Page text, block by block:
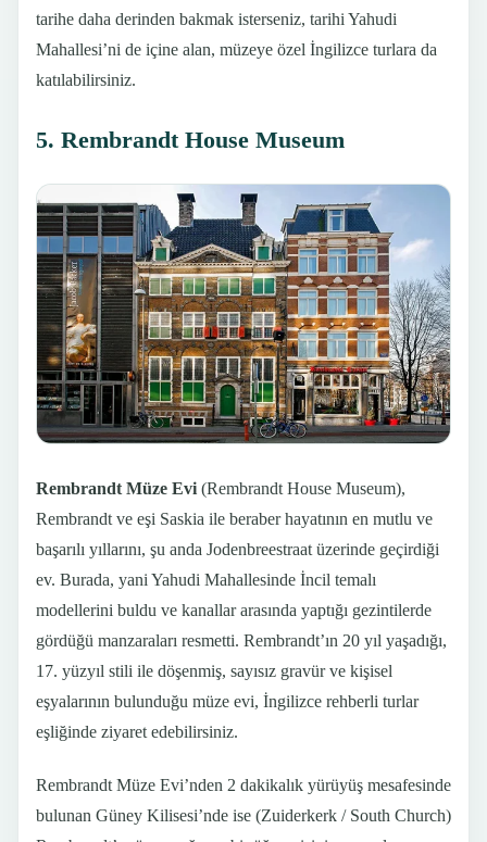
tarihe daha derinden bakmak isterseniz, tarihi Yahudi
Mahallesi’ni de içine alan, müzeye özel İngilizce turlara da
katılabilirsiniz.
5. Rembrandt House Museum
Rembrandt Müze Evi (Rembrandt House Museum),
Rembrandt ve eşi Saskia ile beraber hayatının en mutlu ve
başarılı yıllarını, şu anda Jodenbreestraat üzerinde geçirdiği
ev. Burada, yani Yahudi Mahallesinde İncil temalı
modellerini buldu ve kanallar arasında yaptığı gezintilerde
gördüğü manzaraları resmetti. Rembrandt’ın 20 yıl yaşadığı,
17. yüzyıl stili ile döşenmiş, sayısız gravür ve kişisel
eşyalarının bulunduğu müze evi, İngilizce rehberli turlar
eşliğinde ziyaret edebilirsiniz.
Rembrandt Müze Evi’nden 2 dakikalık yürüyüş mesafesinde
bulunan Güney Kilisesi’nde ise (Zuiderkerk / South Church)